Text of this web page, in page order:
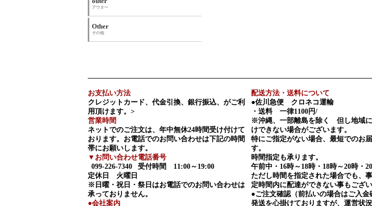
アウター
Other
その他
お支払い方法
クレジットカード、代金引換、銀行振込、がご利
用頂けます。>
営業時間
ネットでのご注文は、年中無休24時間受け付けて
おります。お電話でのお問い合わせは下記の時間
帯にお願いします。
▼お問い合わせ電話番号
099-226-7340
受付時間 11:00～19:00
定休日 火曜日
※日曜・祝日・祭日はお電話でのお問い合わせは
承っておりません。
●会社案内
配送方法・送料について
●佐川急便 クロネコ運輸
・送料 一律1100円/
※沖縄、一部離島を除く 但し地域
けできない場合がございます。
特にご指定がない場合、最短でのお
す。
時間指定も承ります。
午前中・16時～18時・18時～20時・
ただし時間を指定された場合でも、
定時間内に配達ができない事もござい
●ご注文確認（前払いの場合はご入金
発送を心掛けておりますが、運営状